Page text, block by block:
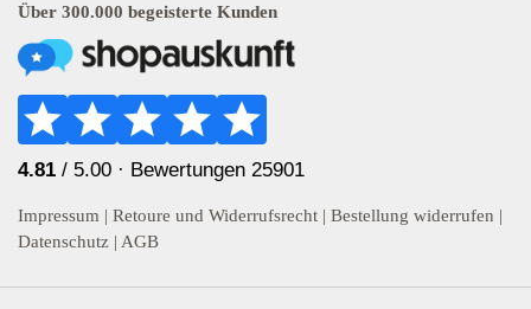
Über 300.000 begeisterte Kunden
4.81 / 5.00 · Bewertungen 25901
Impressum | Retoure und Widerrufsrecht | Bestellung widerrufen |
Datenschutz | AGB